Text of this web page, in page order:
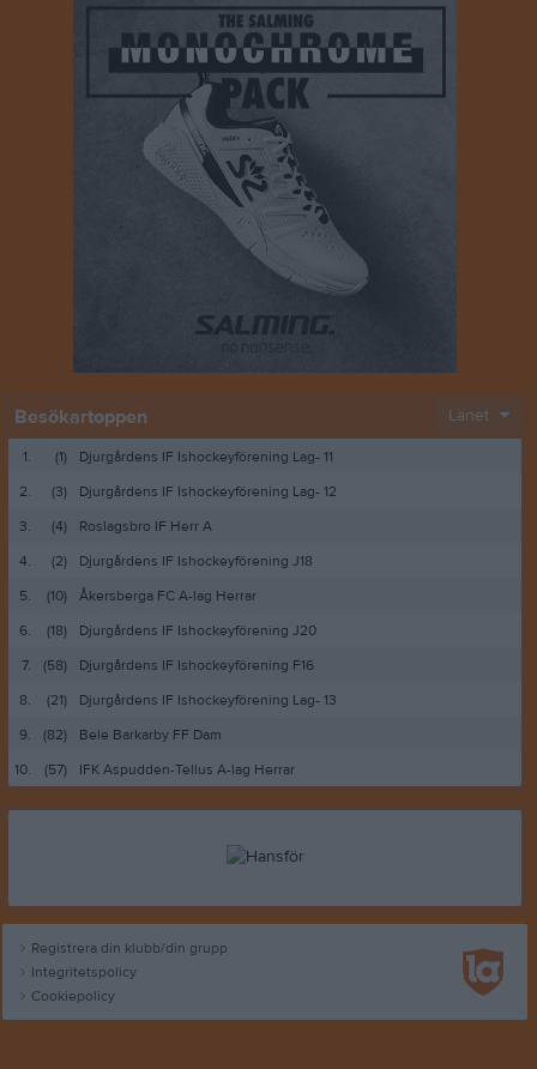
Besökartoppen Länet
1. (1)
Djurgårdens IF Ishockeyförening Lag- 11
2.
(3)
Djurgårdens IF Ishockeyförening Lag- 12
3.
(4)
Roslagsbro IF Herr A
4.
(2)
Djurgårdens IF Ishockeyförening J18
5.
(10)
Åkersberga FC A-lag Herrar
6.
(18)
Djurgårdens IF Ishockeyförening J20
7.
(58)
Djurgårdens IF Ishockeyförening F16
8.
(21)
Djurgårdens IF Ishockeyförening Lag- 13
9.
(82)
Bele Barkarby FF Dam
10.
(57) IFK Aspudden-Tellus A-lag Herrar
Registrera din klubb/din grupp
Integritetspolicy
Cookiepolicy